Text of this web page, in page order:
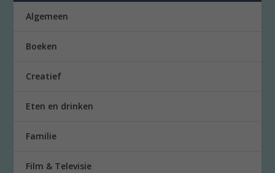
Algemeen
Boeken
Creatief
Eten en drinken
Familie
Film & Televisie